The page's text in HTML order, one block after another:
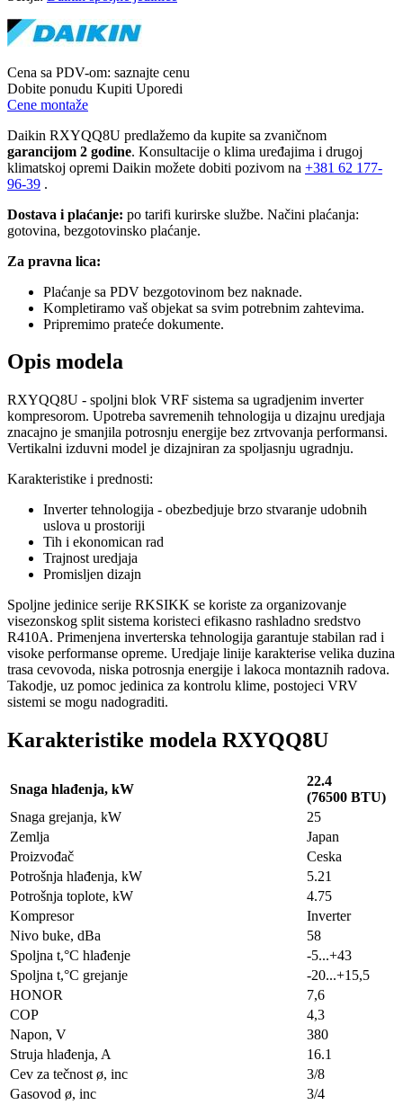
Cena sa PDV-om: saznajte cenu
Dobite ponudu Kupiti Uporedi
Cene montaže
Daikin RXYQQ8U predlažemo da kupite sa zvaničnom
garancijom 2 godine. Konsultacije o klima uređajima i drugoj
klimatskoj opremi Daikin možete dobiti pozivom na +381 62 177-
96-39 .
Dostava i plaćanje: po tarifi kurirske službe. Načini plaćanja:
gotovina, bezgotovinsko plaćanje.
Za pravna lica:
Plaćanje sa PDV bezgotovinom bez naknade.
Kompletiramo vaš objekat sa svim potrebnim zahtevima.
Pripremimo prateće dokumente.
Opis modela
RXYQQ8U - spoljni blok VRF sistema sa ugradjenim inverter
kompresorom. Upotreba savremenih tehnologija u dizajnu uredjaja
znacajno je smanjila potrosnju energije bez zrtvovanja performansi.
Vertikalni izduvni model je dizajniran za spoljasnju ugradnju.
Karakteristike i prednosti:
Inverter tehnologija - obezbedjuje brzo stvaranje udobnih
uslova u prostoriji
Tih i ekonomican rad
Trajnost uredjaja
Promisljen dizajn
Spoljne jedinice serije RKSIKK se koriste za organizovanje
visezonskog split sistema koristeci efikasno rashladno sredstvo
R410A. Primenjena inverterska tehnologija garantuje stabilan rad i
visoke performanse opreme. Uredjaje linije karakterise velika duzina
trasa cevovoda, niska potrosnja energije i lakoca montaznih radova.
Takodje, uz pomoc jedinica za kontrolu klime, postojeci VRV
sistemi se mogu nadograditi.
Karakteristike modela RXYQQ8U
Snaga hlađenja, kW
22.4
(76500 BTU)
Snaga grejanja, kW
25
Zemlja
Japan
Proizvođač
Ceska
Potrošnja hlađenja, kW
5.21
Potrošnja toplote, kW
4.75
Kompresor
Inverter
Nivo buke, dBa
58
Spoljna t,°C hlađenje
-5...+43
Spoljna t,°C grejanje
-20...+15,5
HONOR
7,6
COP
4,3
Napon, V
380
Struja hlađenja, A
16.1
Cev za tečnost ø, inc
3/8
Gasovod ø, inc
3/4